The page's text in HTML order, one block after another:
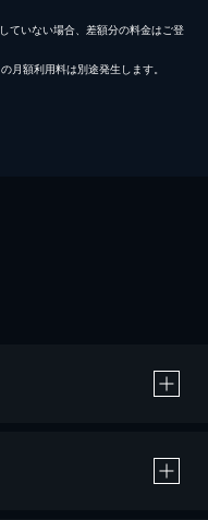
ていない場合、差額分の料金はご登
月額利用料は別途発生します。